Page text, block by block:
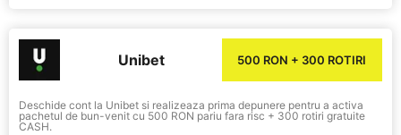
Unibet 500 RON + 300 ROTIRI
Deschide cont la Unibet si realizeaza prima depunere pentru a activa
pachetul de bun-venit cu 500 RON pariu fara risc + 300 rotiri gratuite
CASH.